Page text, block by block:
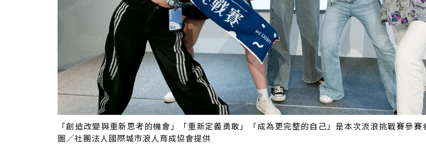
「創造改變與重新思考的機會」「重新定義勇敢」「成為更完整的自己」是本次流浪挑戰賽參賽
圖／社團法人國際城市浪人育成協會提供